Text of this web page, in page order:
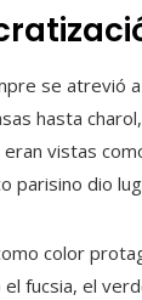
se atrevió
hasta
vistas
parisino dio
color
fucsia, el